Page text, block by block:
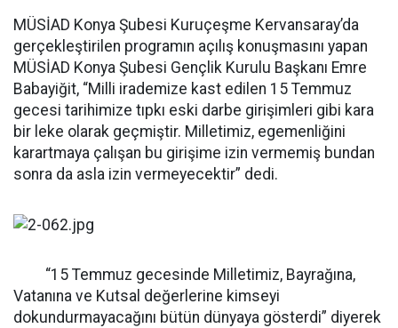
MÜSİAD Konya Şubesi Kuruçeşme Kervansaray’da
gerçekleştirilen programın açılış konuşmasını yapan
MÜSİAD Konya Şubesi Gençlik Kurulu Başkanı Emre
Babayiğit, “Milli irademize kast edilen 15 Temmuz
gecesi tarihimize tıpkı eski darbe girişimleri gibi kara
bir leke olarak geçmiştir. Milletimiz, egemenliğini
karartmaya çalışan bu girişime izin vermemiş bundan
sonra da asla izin vermeyecektir” dedi.
“15 Temmuz gecesinde Milletimiz, Bayrağına,
Vatanına ve Kutsal değerlerine kimseyi
dokundurmayacağını bütün dünyaya gösterdi” diyerek